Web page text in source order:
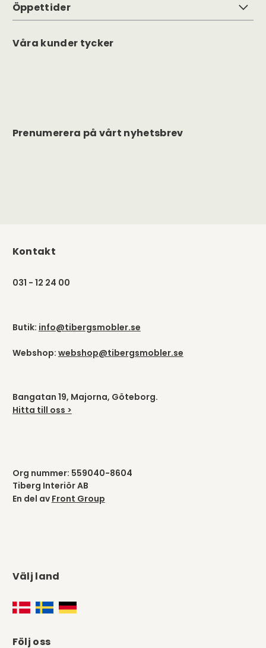
Öppettider
Våra kunder tycker
Prenumerera på vårt nyhetsbrev
Kontakt
031 - 12 24 00
Butik: info@tibergsmobler.se
Webshop: webshop@tibergsmobler.se
Bangatan 19, Majorna, Göteborg.
Hitta till oss >
Org nummer: 559040-8604
Tiberg Interiör AB
En del av Front Group
Välj land
Följ oss